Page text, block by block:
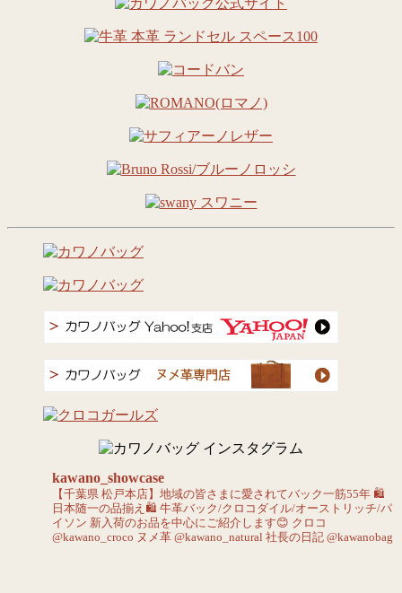
kawano_showcase
【千葉県 松戸本店】地域の皆さまに愛されてバック一筋55年 🛍️
日本随一の品揃え🛍️ 牛革バック/クロコダイル/オーストリッチ/パ
イソン 新入荷のお品を中心にご紹介します😊 クロコ
@kawano_croco ヌメ革 @kawano_natural 社長の日記 @kawanobag